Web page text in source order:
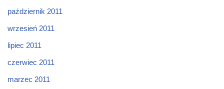
październik 2011
wrzesień 2011
lipiec 2011
czerwiec 2011
marzec 2011